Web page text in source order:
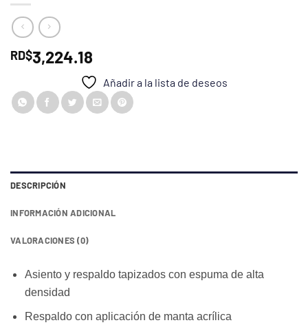
RD$3,224.18
Añadir a la lista de deseos
DESCRIPCIÓN
INFORMACIÓN ADICIONAL
VALORACIONES (0)
Asiento y respaldo tapizados con espuma de alta
densidad
Respaldo con aplicación de manta acrílica